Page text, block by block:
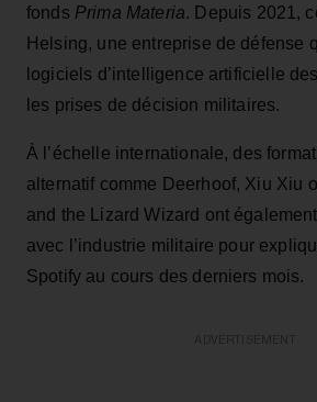
fonds Prima Materia. Depuis 2021,
Helsing, une entreprise de défense
logiciels d’intelligence artificielle
les prises de décision militaires.
À l’échelle internationale, des
alternatif comme Deerhoof, Xiu Xiu
and the Lizard Wizard ont
avec l’industrie militaire pour
Spotify au cours des derniers mois.